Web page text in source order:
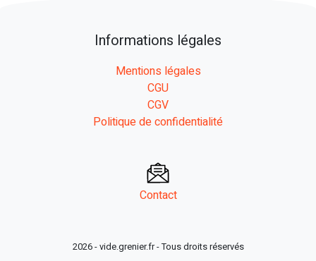
Informations légales
Mentions légales
CGU
CGV
Politique de confidentialité
Contact
2026 - vide.grenier.fr - Tous droits réservés